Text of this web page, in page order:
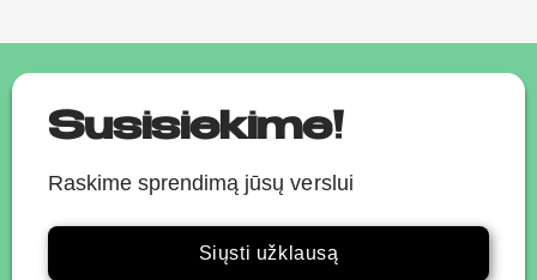
Susisiekime!
Raskime sprendimą jūsų verslui
Siųsti užklausą